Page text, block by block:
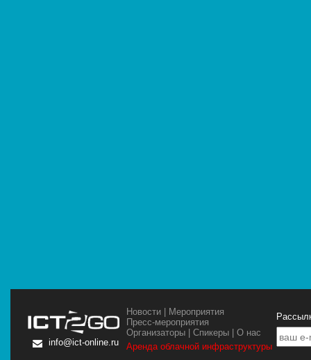
info@ict-online.ru
Новости
Мероприятия
Пресс-мероприятия
Организаторы |Спикеры |О нас
Аренда облачной инфраструктуры